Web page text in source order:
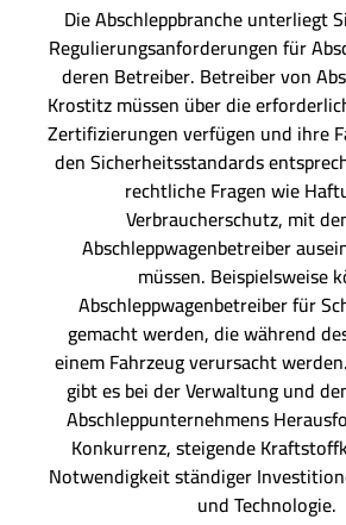
Die Abschleppbranche unterliegt
Regulierungsanforderungen für
deren Betreiber. Betreiber von
Krostitz müssen über die
Zertifizierungen verfügen und ihre
den Sicherheitsstandards
rechtliche Fragen wie
Verbraucherschutz, mit
Abschleppwagenbetreiber
müssen. Beispielsweise
Abschleppwagenbetreiber für
gemacht werden, die während
einem Fahrzeug verursacht
gibt es bei der Verwaltung und
Abschleppunternehmens
Konkurrenz, steigende
Notwendigkeit ständiger
und Technologie.